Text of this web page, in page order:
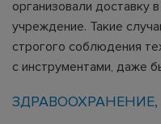
организовали доставку
учреждение. Такие
строгого соблюдения
с инструментами, даже
ЗДРАВООХРАНЕНИЕ